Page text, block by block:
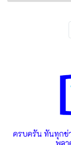
ครบครัน ทันทุกข่
พลา